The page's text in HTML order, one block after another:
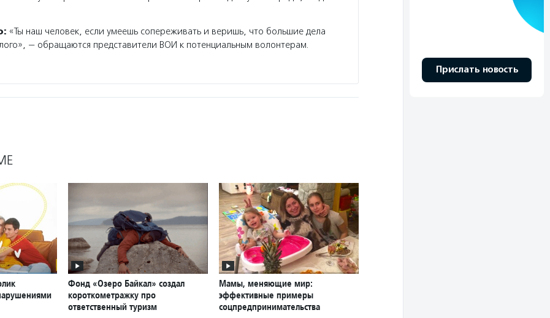
«Ты наш человек, если умеешь сопереживать и веришь, что большие дела
— обращаются представители ВОИ к потенциальным волонтерам.
Фонд «Озеро Байкал» создал
короткометражку про
ответственный туризм
Мамы, меняющие мир:
эффективные примеры
соцпредпринимательства
Прислать новость